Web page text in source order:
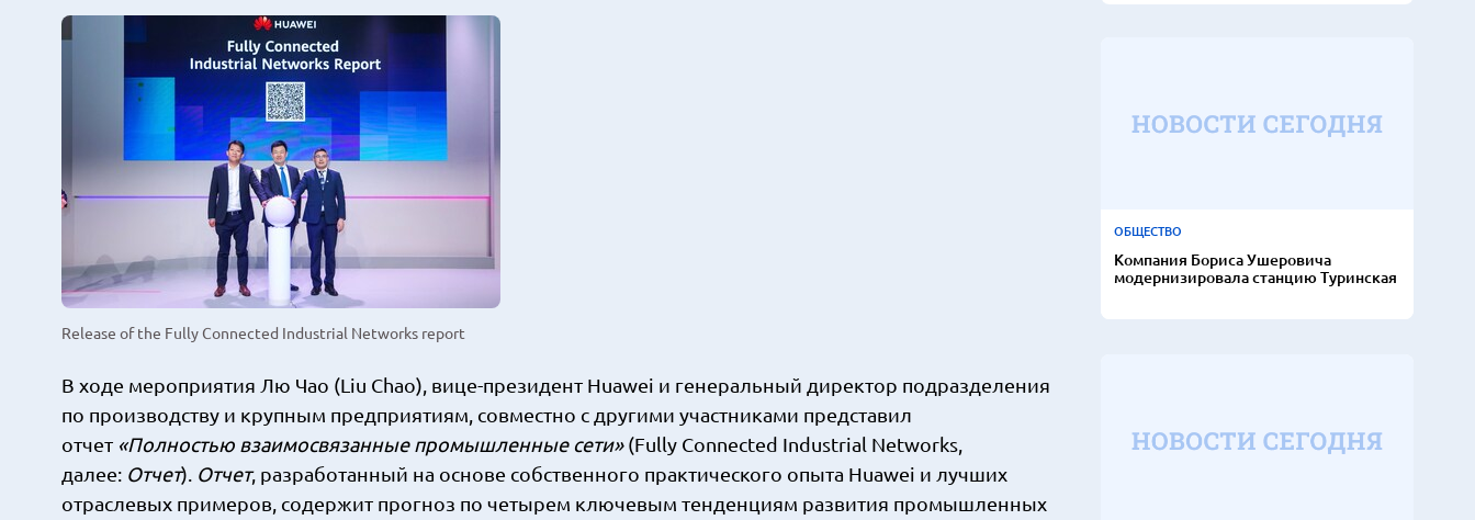
Release of the Fully Connected Industrial Networks report
В ходе мероприятия Лю Чао (Liu Chao), вице-президент Huawei и генеральный директор подразделения
по производству и крупным предприятиям, совместно с другими участниками представил
отчет «Полностью взаимосвязанные промышленные сети»(Fully Connected Industrial Networks,
далее: Отчет). Отчет, разработанный на основе собственного практического опыта Huawei и лучших
отраслевых примеров, содержит прогноз по четырем ключевым тенденциям развития промышленных
ОБЩЕСТВО
Компания Бориса Ушеровича
модернизировала станцию Туринская